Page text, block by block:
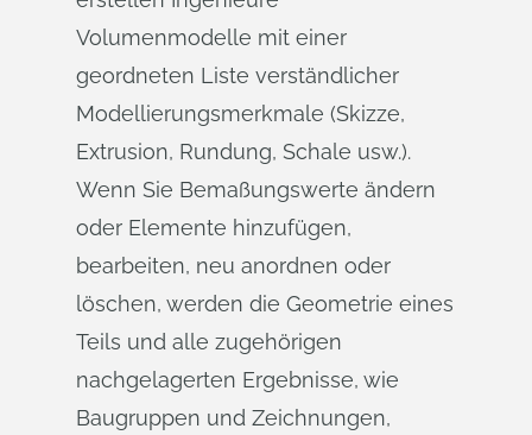
Volumenmodelle mit einer
geordneten Liste verständlicher
Modellierungsmerkmale (Skizze,
Extrusion, Rundung, Schale usw.).
Wenn Sie Bemaßungswerte ändern
oder Elemente hinzufügen,
bearbeiten, neu anordnen oder
löschen, werden die Geometrie eines
Teils und alle zugehörigen
nachgelagerten Ergebnisse, wie
Baugruppen und Zeichnungen,